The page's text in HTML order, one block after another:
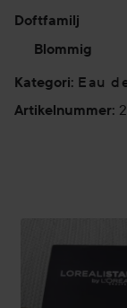
"Space Rose"
tyngdlöshet.
öppnar med en
sprudlande
ambroxan.
En kristallblomma
Den ikoniska
belle får en ny
Doftfamilj
Blommig
Kategori: Eau
Artikelnummer: